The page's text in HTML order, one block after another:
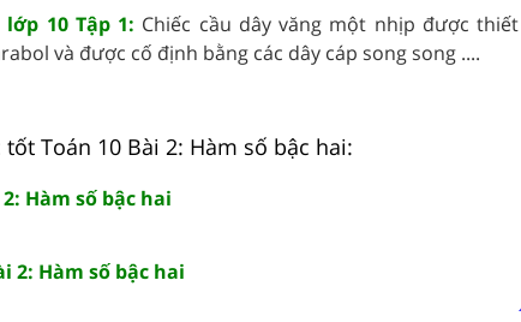
10 Tập 1: Chiếc cầu dây văng một nhịp được
và được cố định bằng các dây cáp song song ....
Toán 10 Bài 2: Hàm số bậc hai:
Hàm số bậc hai
2: Hàm số bậc hai